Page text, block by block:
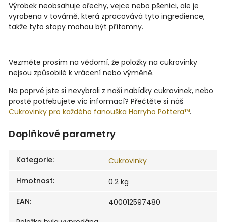
Výrobek neobsahuje ořechy, vejce nebo pšenici, ale je
vyrobena v továrně, která zpracovává tyto ingredience,
takže tyto stopy mohou být přítomny.
Vezměte prosím na vědomí, že položky na cukrovinky
nejsou způsobilé k vrácení nebo výměně.
Na poprvé jste si nevybrali z naší nabídky cukrovinek, nebo
prostě potřebujete víc informací? Přečtěte si náš
Cukrovinky pro každého fanouška Harryho Pottera™.
Doplňkové parametry
Kategorie:
Cukrovinky
Hmotnost:
0.2 kg
EAN:
400012597480